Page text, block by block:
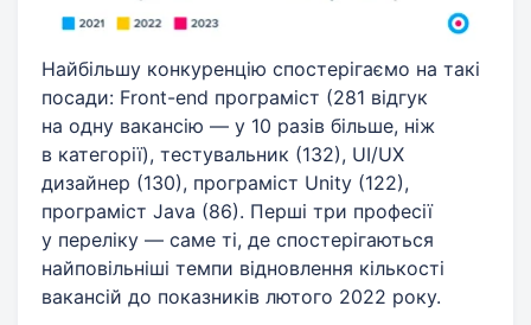
Найбільшу конкуренцію спостерігаємо на такі
посади: Front-end програміст (281 відгук
на одну вакансію — у 10 разів більше, ніж
в категорії), тестувальник (132), UI/UX
дизайнер (130), програміст Unity (122),
програміст Java (86). Перші три професії
у переліку — саме ті, де спостерігаються
найповільніші темпи відновлення кількості
вакансій до показників лютого 2022 року.